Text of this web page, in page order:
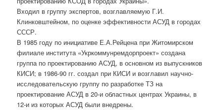
Входил в группу экспертов, возглавляемую Г.И.
Клинковштейном, по оценке эффективности АСУД в городах
СССР.
В 1985 году по инициативе Е.А.Рейцена при Житомирском
филиале института «Укркоммунремдорпроект» создана
группа по проектированию АСУД, в основном из выпускников
КИСИ; в 1986-90 гг. создал при КИСИ и возглавил научно-
исследовательскую группу по разработке ТЗ на
проектирование АСУД в 20-и областных центрах Украины, в
12-и из которых АСУД были внедрены.